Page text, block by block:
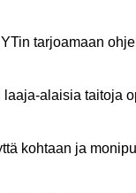
tarjoamaan
alaisia taitoja
kohtaan ja